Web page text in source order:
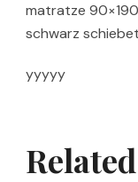
matratze
schwarz
yyyyy